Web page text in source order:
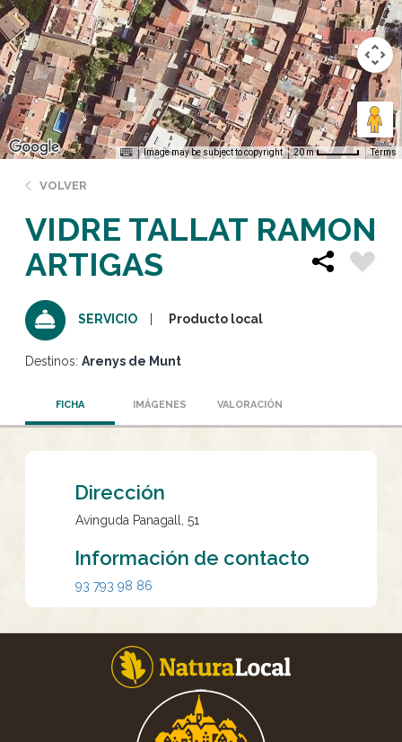
Image may be subject to copyright 20 m Terms
VOLVER
VIDRE TALLAT RAMON
ARTIGAS
SERVICIO Producto local
Destinos: Arenys de Munt
FICHA IMÁGENES VALORACIÓN
Dirección
Avinguda Panagall, 51
Información de contacto
93 793 98 86